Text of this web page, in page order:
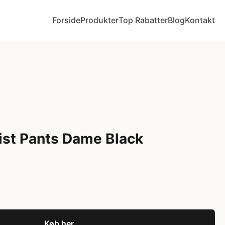
ForsideProdukterTop RabatterBlogKontakt
Pants Dame Black